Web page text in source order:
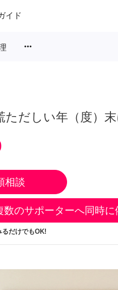
イド
more_horiz
ただしい年（度）
相談
数のサポーターへ同時に
るだけでもOK!